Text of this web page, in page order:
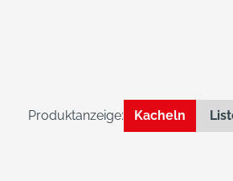
Produktanzeige: Kacheln